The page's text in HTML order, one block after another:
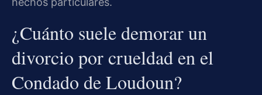
¿Cuánto suele demorar un
divorcio por crueldad en el
Condado de Loudoun?